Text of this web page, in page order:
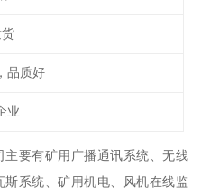
品质好
业
要有矿用广播通讯系统、无线
系统、矿用机电、风机在线监